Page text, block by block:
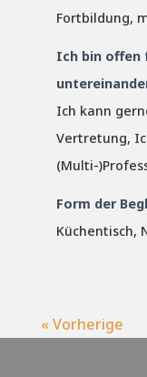
Fortbildung,
Ich bin offen
Ich kann
Vertretung,
(Multi-
Form der
Küchentisch,
« Vorherige